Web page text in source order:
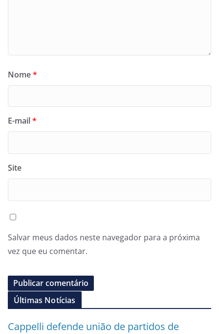
Nome*
E-mail*
Site
Salvar meus dados neste navegador para a próxima
vez que eu comentar.
Últimas Notícias
Cappelli defende união de partidos de